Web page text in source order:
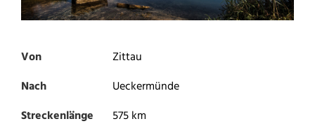
Von
Zittau
Nach
Ueckermünde
Streckenlänge
575 km